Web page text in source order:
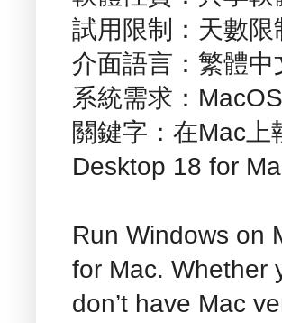
試用限制：天數限
介面語言：繁體
系統需求：MacOS
關鍵字：在Mac
Desktop 18 for
Run Windows on
for Mac. Whether
don’t have Mac